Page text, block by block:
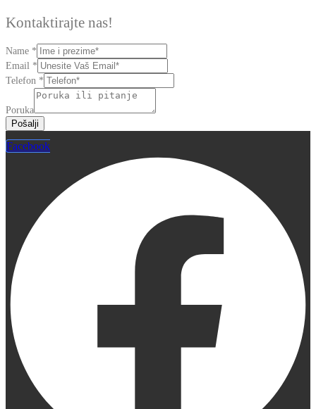
Kontaktirajte nas!
Name *
Name
Poruka
Email
Email *
Telefon *
Poruka
Pošalji
Facebook